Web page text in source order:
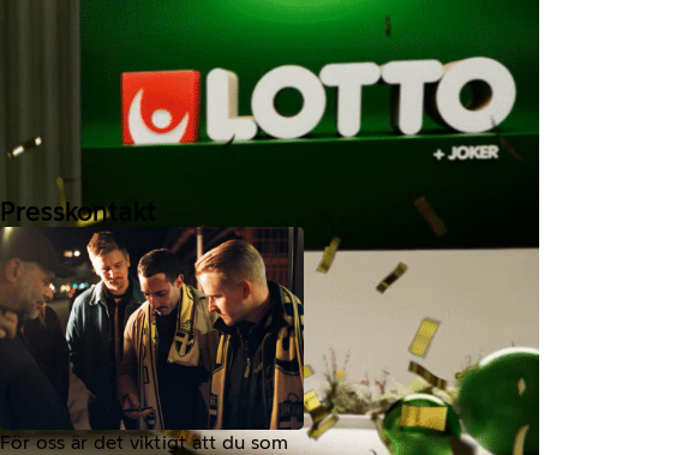
Presskontakt
För oss är det viktigt att du som